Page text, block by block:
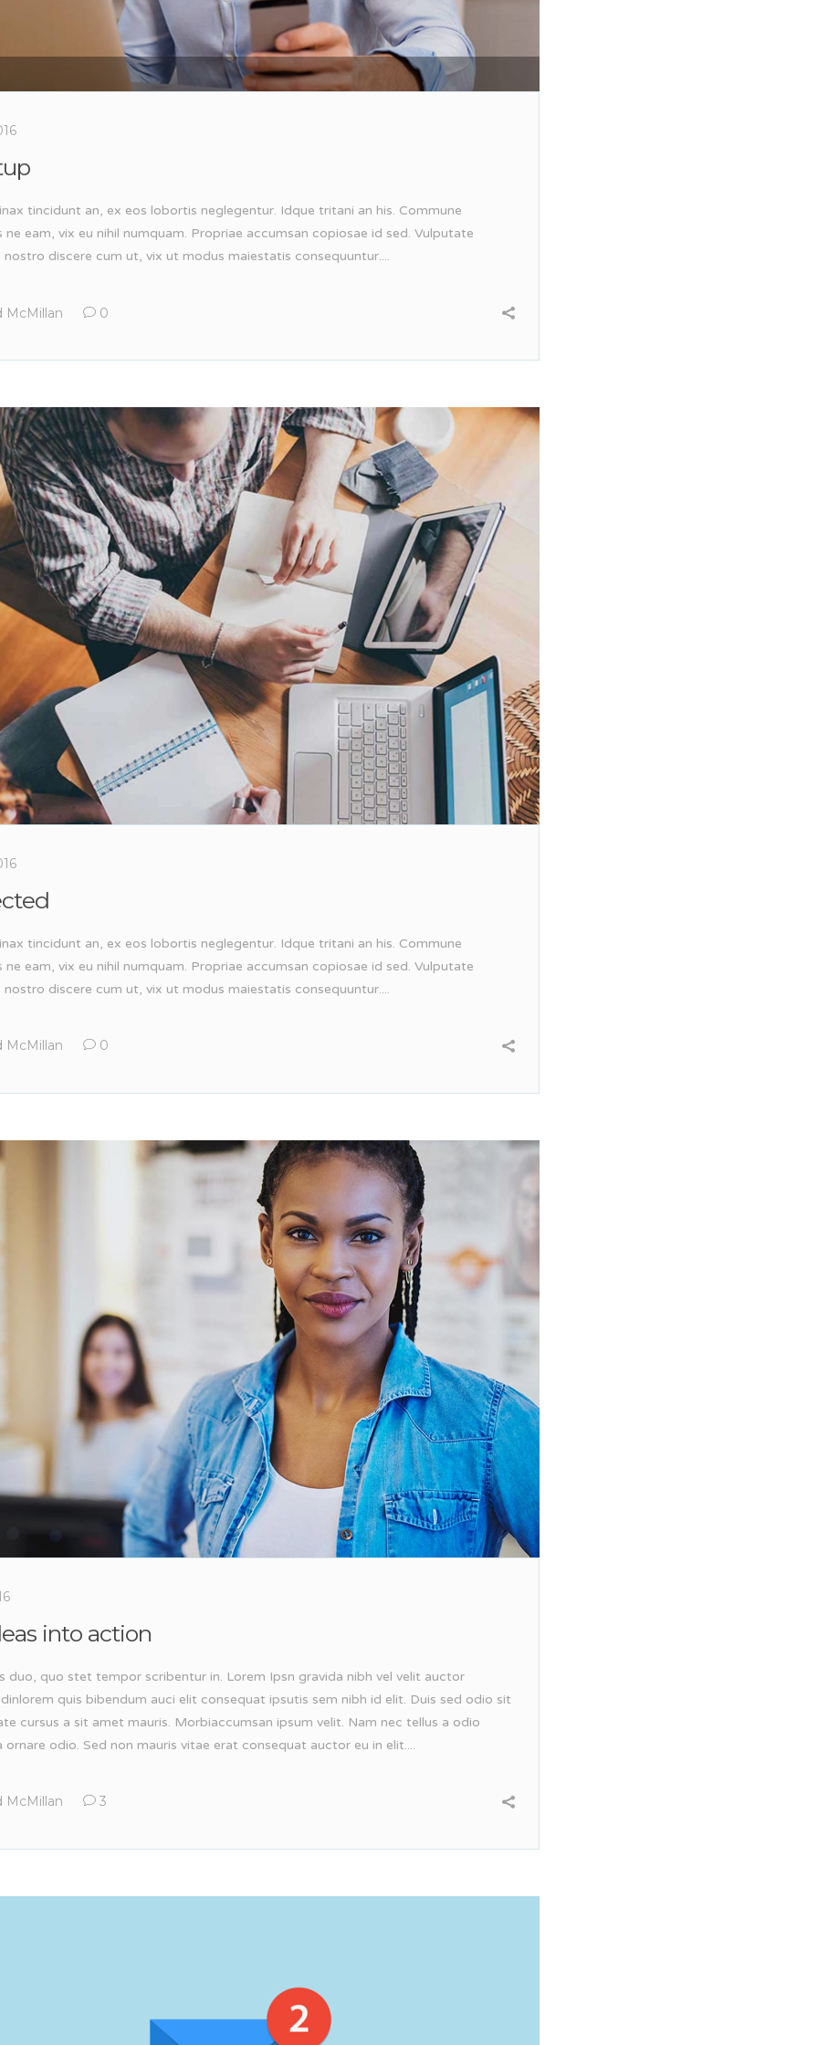
tincidunt an, ex eos lobortis neglegentur. Idque tritani an his. Commune
ne eam, vix eu nihil numquam. Propriae accumsan copiosae id sed. Vulputate
nostro discere cum ut, vix ut modus maiestatis consequuntur....
McMillan 0
tincidunt an, ex eos lobortis neglegentur. Idque tritani an his. Commune
ne eam, vix eu nihil numquam. Propriae accumsan copiosae id sed. Vulputate
nostro discere cum ut, vix ut modus maiestatis consequuntur....
McMillan 0
into action
duo, quo stet tempor scribentur in. Lorem Ipsn gravida nibh vel velit auctor
quis bibendum auci elit consequat ipsutis sem nibh id elit. Duis sed odio sit
cursus a sit amet mauris. Morbiaccumsan ipsum velit. Nam nec tellus a odio
odio. Sed non mauris vitae erat consequat auctor eu in elit....
McMillan 3